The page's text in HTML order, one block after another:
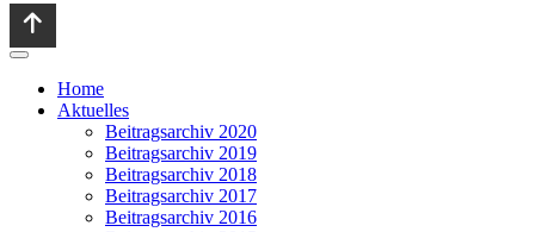
Home
Aktuelles
Beitragsarchiv 2020
Beitragsarchiv 2019
Beitragsarchiv 2018
Beitragsarchiv 2017
Beitragsarchiv 2016